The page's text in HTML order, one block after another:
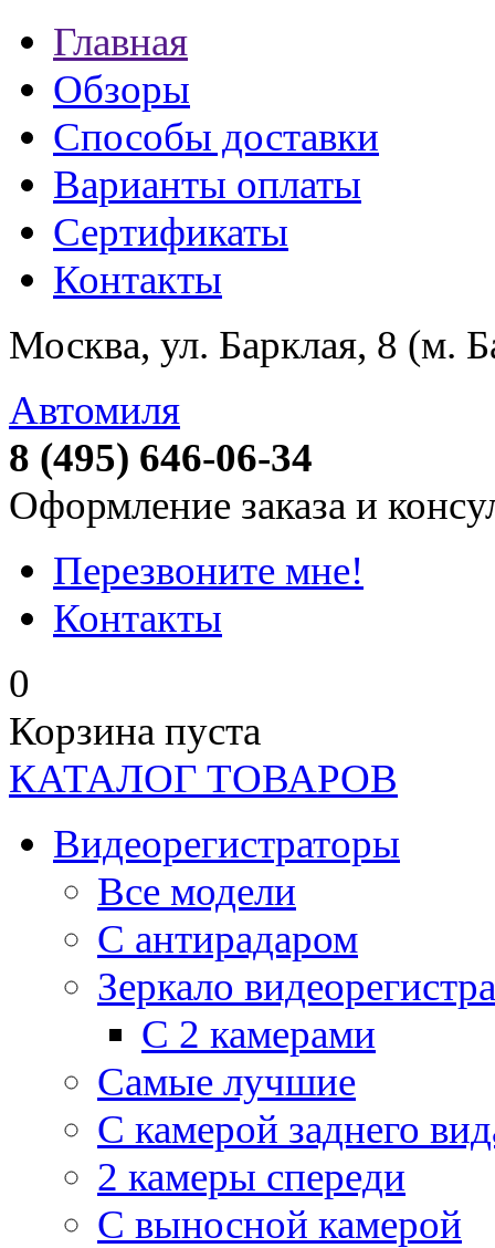
Главная
Обзоры
Способы доставки
Варианты оплаты
Сертификаты
Контакты
Москва, ул. Барклая, 8 (м.
Автомиля
8 (495) 646-06-34
Оформление заказа и
Перезвоните мне!
Контакты
0
Корзина пуста
КАТАЛОГ ТОВАРОВ
Видеорегистраторы
Все модели
C антирадаром
Зеркало
С 2 камерами
Самые лучшие
С камерой заднего
2 камеры спереди
С выносной камерой